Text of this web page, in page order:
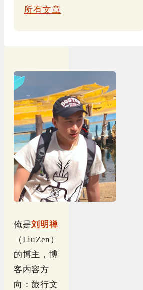
所有文章
俺是刘明禅
（LiuZen）
的博主，博
客内容方
向：旅行文